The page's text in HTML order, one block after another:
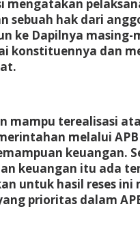
mengatakan
sebuah hak dari
ke Dapilnya masing-
konstituennya dan
mampu terealisasi
melalui
keuangan.
keuangan itu ada
untuk hasil reses ini
prioritas dalam